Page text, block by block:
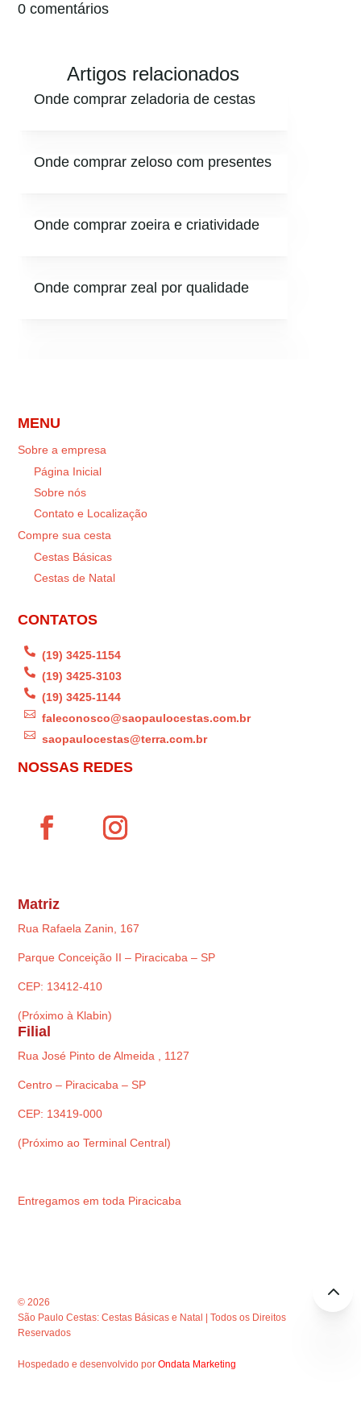
0 comentários
Artigos relacionados
Onde comprar zeladoria de cestas
Onde comprar zeloso com presentes
Onde comprar zoeira e criatividade
Onde comprar zeal por qualidade
MENU
Sobre a empresa
Página Inicial
Sobre nós
Contato e Localização
Compre sua cesta
Cestas Básicas
Cestas de Natal
CONTATOS
 (19) 3425-1154
 (19) 3425-3103
 (19) 3425-1144
 faleconosco@saopaulocestas.com.br
 saopaulocestas@terra.com.br
NOSSAS REDES
Matriz
Rua Rafaela Zanin, 167
Parque Conceição II – Piracicaba – SP
CEP: 13412-410
(Próximo à Klabin)
Filial
Rua José Pinto de Almeida , 1127
Centro – Piracicaba – SP
CEP: 13419-000
(Próximo ao Terminal Central)
Entregamos em toda Piracicaba
© 2026
São Paulo Cestas: Cestas Básicas e Natal | Todos os Direitos
Reservados
Hospedado e desenvolvido porOndata Marketing